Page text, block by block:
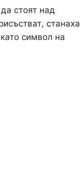
стоят над
станаха
символ на